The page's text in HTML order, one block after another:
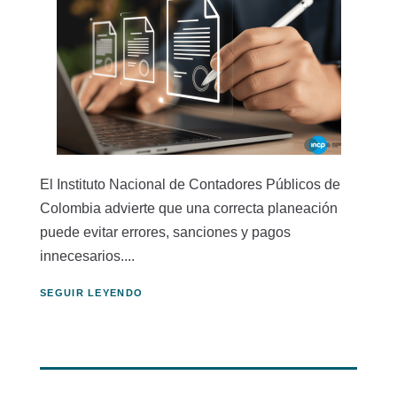
El Instituto Nacional de Contadores Públicos de
Colombia advierte que una correcta planeación
puede evitar errores, sanciones y pagos
innecesarios....
SEGUIR LEYENDO